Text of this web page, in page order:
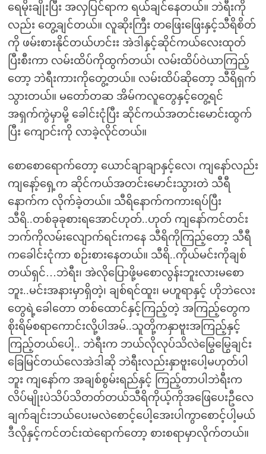
ရေမိုးချိုးပြီး အလှပြင်ရာက ရယ်ချင်နေတယ်။ ဘဲရီးကို
လည်း တွေ့ချင်တယ်။ လူဆိုးကြီး တဖြေးဖြေးနှင့်သီရိစိတ်
ကို ဖမ်းစားနိုင်တယ်ဟင်းး အဲဒါနှင့်ဆိုင်ကယ်လေးထုတ်
ပြီးစီးကာ လမ်းထိပ်ကိုထွက်တယ်၊ လမ်းထိပ်ဝဲယာကြည့်
တော့ ဘဲရီးကားကိုတွေ့တယ်။ လမ်းထိပ်ဆိုတော့ သီရိရှက်
သွားတယ်။ မတော်တဆ အိမ်ကလူတွေနှင့်တွေ့ရင်
အရှက်ကွဲမှာမို့ ခေါင်းငုံပြီး ဆိုင်ကယ်အတင်းမောင်းထွက်
ပြီး ကျောင်းကို လာခဲ့လိုင်တယ်။
စောစောရောက်တော့ ယောင်ချာချာနှင့်လေ၊ ကျနော်လည်း
ကျနော့်ရှေ့က ဆိုင်ကယ်အတင်းမောင်းသွားတဲ သီရီ
နောက်က လိုက်ခဲ့တယ်။ သီရိနောက်ကကားရပ်ပြီး
သီရိ..တစ်ခုခုစားရအောင်ဟုတ်..ဟုတ် ကျနော်ကင်တင်း
ဘက်ကိုလမ်းလျောက်ရင်းကနေ သီရိကိုကြည့်တော့ သီရီ
ကခေါင်းငုံကာ စဉ်းစားနေတယ်။ သီရိ..ကိုယ်မင်းကိုချစ်
တယ်ရှင်…ဘဲရီး၊ အဲလိုပြောဖို့မစောလွန်းဘူးလားမစော
ဘူး..မင်းအနားမှာရှိတဲ့၊ ချစ်ရင်ထူး၊ မဟူရာနှင့် ဟိုဘဲလေး
တွေရဲ့ခေါတော တစ်ထောင်နှင့်ကြည့်တဲ့ အကြည့်တွေက
စိုးရိမ်စရာကောင်းလို့ပါအမ်..သူတို့ကနှာဗူးအကြည့်နှင့်
ကြည့်တယ်ပေါ့.. ဘဲရီးက ဘယ်လိုလုပ်သိလဲမြွေမြွေချင်း
ခြေမြင်တယ်လေအဲဒါဆို ဘဲရီးလည်းနှာဗူးပေါ့မဟုတ်ပါ
ဘူး ကျနော်က အချစ်စွမ်းရည်နှင့် ကြည့်တာပါဘဲရီးက
လိပ်မျိုးပဲသိပ်သိတတ်တယ်သီရိကိုယ့်ကိုအဖြေပေးဦလေ
ချက်ချင်းဘယ်ပေးမလဲစောင့်ပေါ့အေးပါကွာစောင့်ပါ့မယ်
ဒီလိုနှင့်ကင်တင်းထဲရောက်တော့ စားစရာမှာလိုက်တယ်။